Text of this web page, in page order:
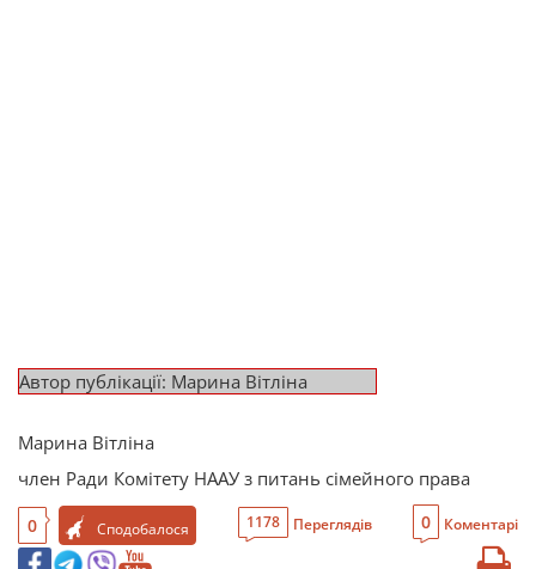
Автор публікації: Марина Вітліна
Марина Вітліна
член Ради Комітету НААУ з питань сімейного права
0 Сподобалося 1178 Переглядів 0 Коментарі